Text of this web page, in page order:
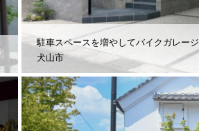
駐車スペースを増やしてバイクガレー
犬山市